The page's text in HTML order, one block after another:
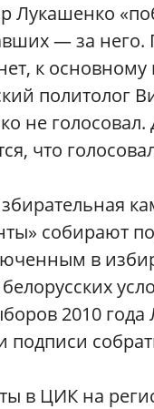
Лукашенко
— за него.
к
политолог
не
что
собирают
в
2010
подписи
в ЦИК на